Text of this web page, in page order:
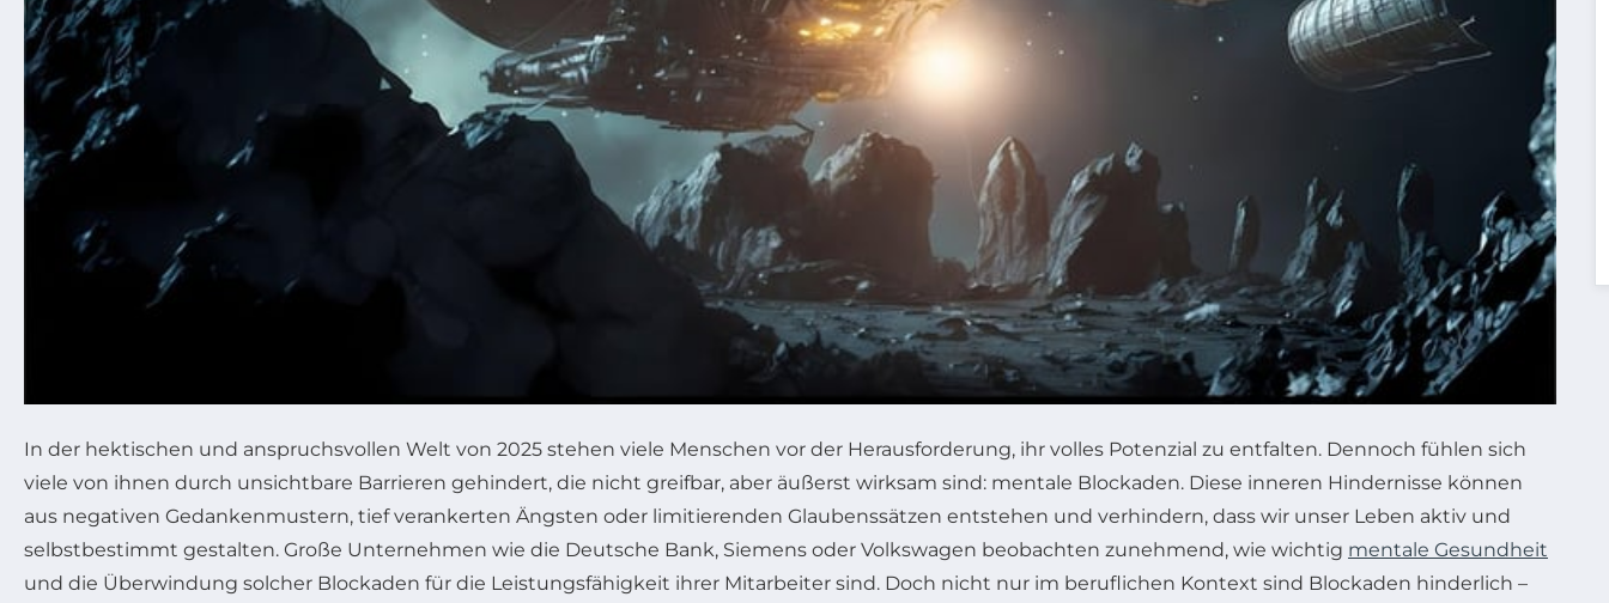
In der hektischen und anspruchsvollen Welt von 2025 stehen viele Menschen vor der Herausforderung, ihr volles Potenzial zu entfalten. Dennoch fühlen sich
viele von ihnen durch unsichtbare Barrieren gehindert, die nicht greifbar, aber äußerst wirksam sind: mentale Blockaden. Diese inneren Hindernisse können
aus negativen Gedankenmustern, tief verankerten Ängsten oder limitierenden Glaubenssätzen entstehen und verhindern, dass wir unser Leben aktiv und
selbstbestimmt gestalten. Große Unternehmen wie die Deutsche Bank, Siemens oder Volkswagen beobachten zunehmend, wie wichtig mentale Gesundheit
und die Überwindung solcher Blockaden für die Leistungsfähigkeit ihrer Mitarbeiter sind. Doch nicht nur im beruflichen Kontext sind Blockaden hinderlich –